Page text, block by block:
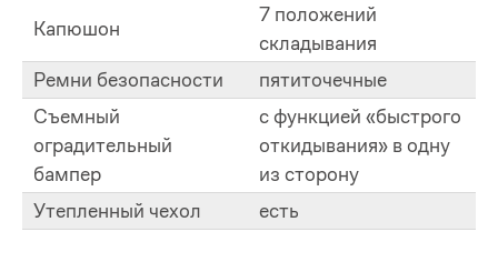
Капюшон
7 положений
складывания
Ремни безопасности
пятиточечные
Съемный
оградительный
бампер
с функцией «быстрого
откидывания» в одну
из сторону
Утепленный чехол
есть